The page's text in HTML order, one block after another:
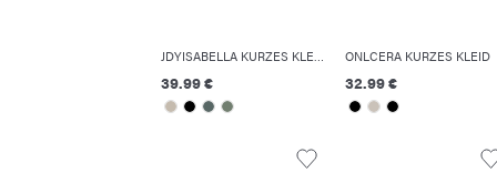
JDYISABELLA KURZES KLEID
39.99 €
ONLCERA KURZES KLEID
32.99 €